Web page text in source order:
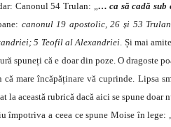
Canonul 54 Trulan: „… ca să cadă sub
canonul 19 apostolic, 26 și 53
5 Teofil al Alexandriei. Și mai
spuneți că e doar din poze. O dragoste
că mare încăpăținare vă cuprinde. Lipsa
la această rubrică dacă aici se spune doar
împotriva a ceea ce spune Moise în lege: